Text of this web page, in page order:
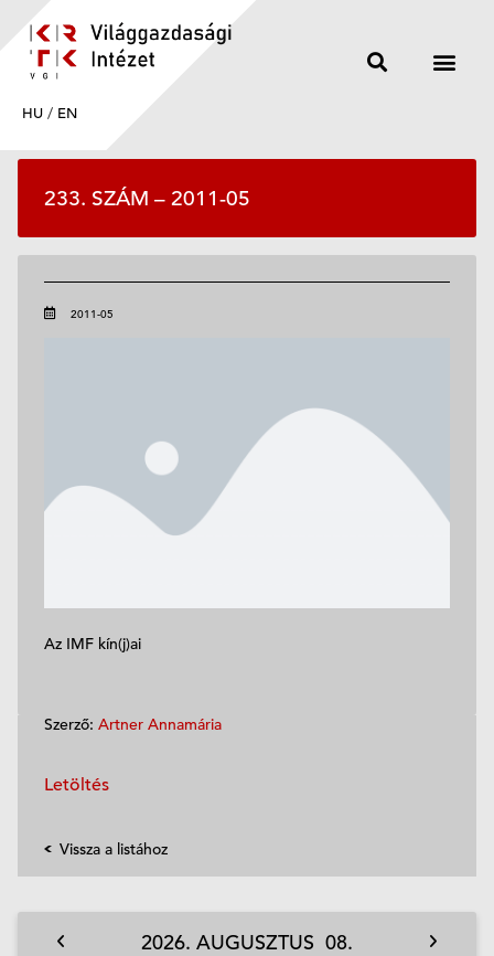
HU / EN
233. SZÁM – 2011-05
2011-05
Az IMF kín(j)ai
Szerző: Artner Annamária
Letöltés
Vissza a listához
2026. AUGUSZTUS 08.